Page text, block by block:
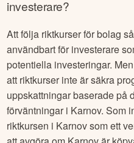
investerare?
Att följa riktkurser för bolag
användbart för investerare
potentiella investeringar.
att riktkurser inte är säkra
uppskattningar baserade på
förväntningar i Karnov. Som
riktkursen i Karnovsom ett